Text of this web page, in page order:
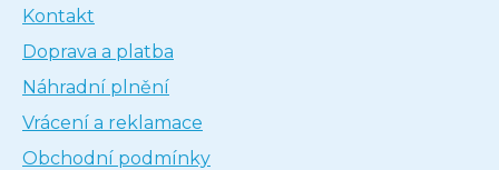
Kontakt
Doprava a platba
Náhradní plnění
Vrácení a reklamace
Obchodní podmínky